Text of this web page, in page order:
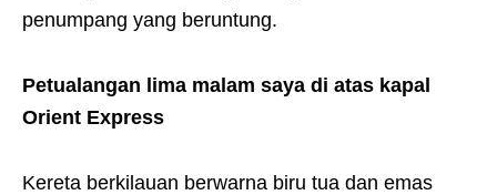
penumpang yang beruntung.
Petualangan lima malam saya di atas kapal
Orient Express
Kereta berkilauan berwarna biru tua dan emas